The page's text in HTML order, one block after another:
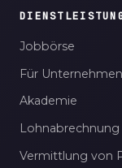
Jobbörse
Für Unternehmen
Akademie
Lohnabrechnung
Vermittlung von